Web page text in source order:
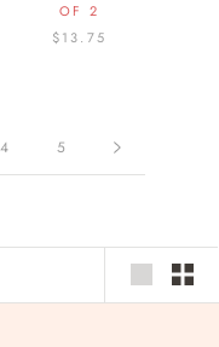
OF 2
$13.75
4 5